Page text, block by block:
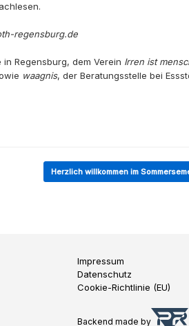
regensburg.de
Regensburg, dem Verein Irren ist
waagnis, der Beratungsstelle bei
Herzlich willkommen im
Impressum
Datenschutz
Cookie-Richtlinie (EU)
Backend made by